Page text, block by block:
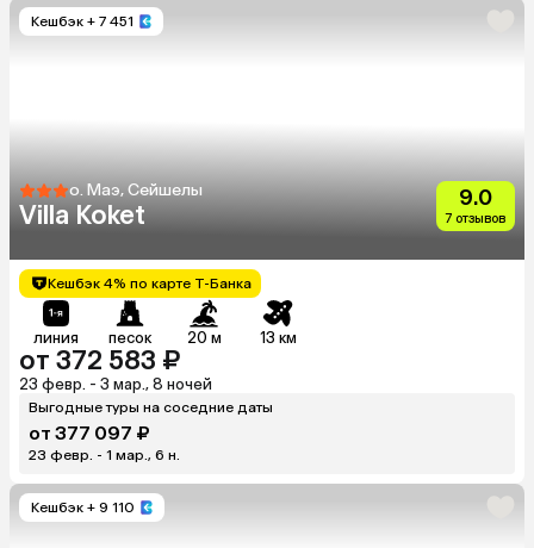
Кешбэк + 7 451
о. Маэ, Сейшелы
Villa Koket
9.0
7 отзывов
Кешбэк 4% по карте Т-Банка
линия песок 20 м 13 км
от 372 583 ₽
23 февр. - 3 мар., 8 ночей
Выгодные туры на соседние даты
от 377 097 ₽
23 февр. - 1 мар., 6 н.
Кешбэк + 9 110